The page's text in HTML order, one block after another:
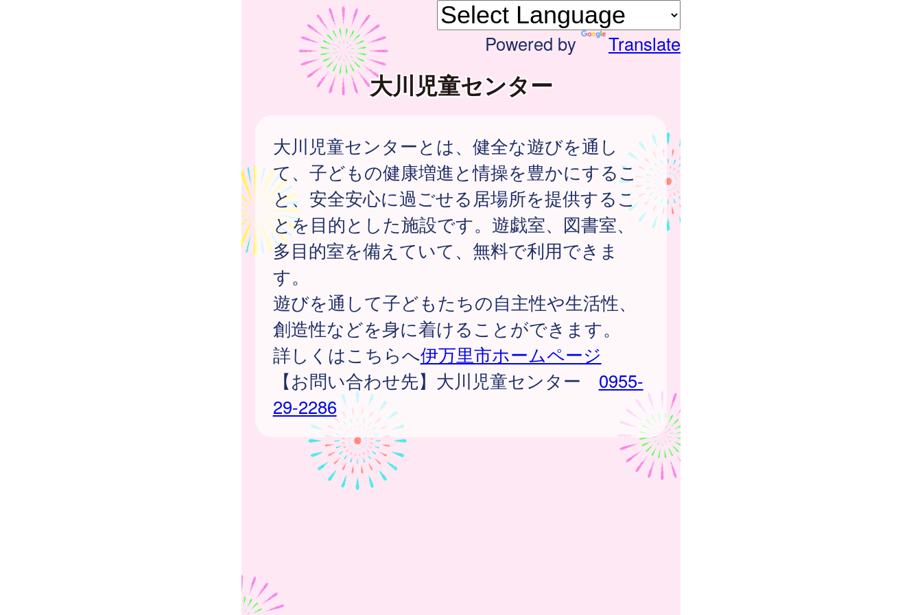
Powered by Translate
大川児童センター
大川児童センターとは、健全な遊びを通し
て、子どもの健康増進と情操を豊かにするこ
と、安全安心に過ごせる居場所を提供するこ
とを目的とした施設です。遊戯室、図書室、
多目的室を備えていて、無料で利用できま
す。
遊びを通して子どもたちの自主性や生活性、
創造性などを身に着けることができます。
詳しくはこちらへ伊万里市ホームページ
【お問い合わせ先】大川児童センター 0955-
29-2286